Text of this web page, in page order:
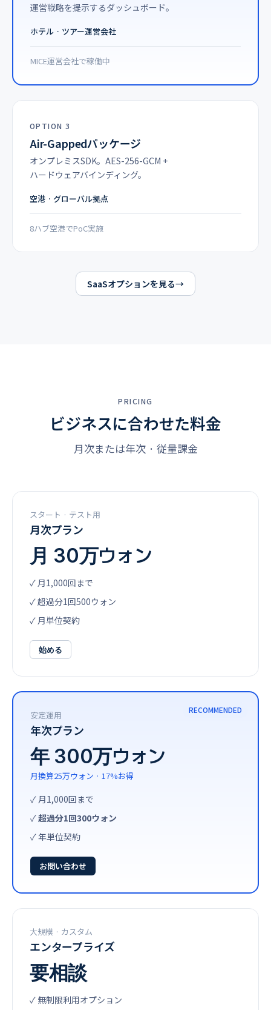
運営戦略を提示するダッシュボード。
ホテル · ツアー運営会社
MICE運営会社で稼働中
OPTION 3
Air-Gappedパッケージ
オンプレミスSDK。AES-256-GCM +
ハードウェアバインディング。
空港 · グローバル拠点
8ハブ空港でPoC実施
SaaSオプションを見る
PRICING
ビジネスに合わせた料金
月次または年次 · 従量課金
スタート · テスト用
月次プラン
月 30万ウォン
✓ 月1,000回まで
✓ 超過分1回500ウォン
✓ 月単位契約
始める
RECOMMENDED
安定運用
年次プラン
年 300万ウォン
月換算25万ウォン · 17%お得
✓ 月1,000回まで
✓超過分1回300ウォン
✓ 年単位契約
お問い合わせ
大規模 · カスタム
エンタープライズ
要相談
✓ 無制限利用オプション